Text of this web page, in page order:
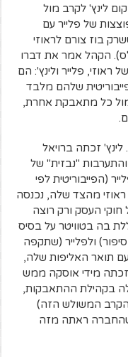
לינץ' לקרב מול
של פלייר עם
בוז צורם לראוזי
הקהל אמר את דברו
ראוזי, פלייר ולינץ': הם
שלהם מלבד
מול כל מתאבקת אחרת,
זכתה ברויאל
"נבזית" של
(הפייבוריטית לפי
מהצד שלה, נכנסה
חוקי העסק ורק רוצה
בה בטוויטר על בסיס
ולפלייר (שתקפה
עם תואר האליפות שלה,
מידי אוסקה ממש
בקהילת ההתאבקות,
המשולש הזה)
שהחברה ראתה מזה